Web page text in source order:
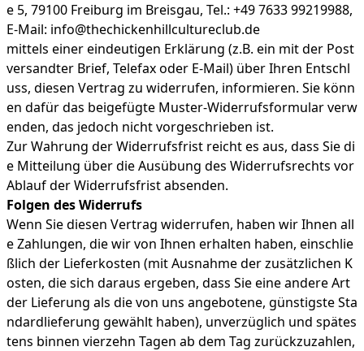
e 5, 79100 Freiburg im Breisgau, Tel.: +49 7633 99219988,
E-Mail: info@thechickenhillcultureclub.de
mittels einer eindeutigen Erklärung (z.B. ein mit der Post
versandter Brief, Telefax oder E-Mail) über Ihren Entschl
uss, diesen Vertrag zu widerrufen, informieren. Sie könn
en dafür das beigefügte Muster-Widerrufsformular verw
enden, das jedoch nicht vorgeschrieben ist.
Zur Wahrung der Widerrufsfrist reicht es aus, dass Sie di
e Mitteilung über die Ausübung des Widerrufsrechts vor
Ablauf der Widerrufsfrist absenden.
Folgen des Widerrufs
Wenn Sie diesen Vertrag widerrufen, haben wir Ihnen all
e Zahlungen, die wir von Ihnen erhalten haben, einschlie
ßlich der Lieferkosten (mit Ausnahme der zusätzlichen K
osten, die sich daraus ergeben, dass Sie eine andere Art
der Lieferung als die von uns angebotene, günstigste Sta
ndardlieferung gewählt haben), unverzüglich und spätes
tens binnen vierzehn Tagen ab dem Tag zurückzuzahlen,